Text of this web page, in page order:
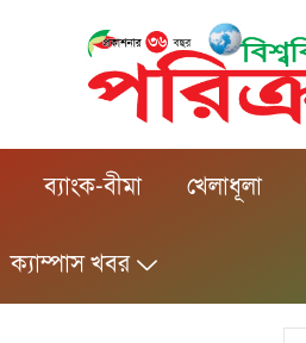
ব্যাংক-বীমা খেলাধূলা
ক্যাম্পাস খবর